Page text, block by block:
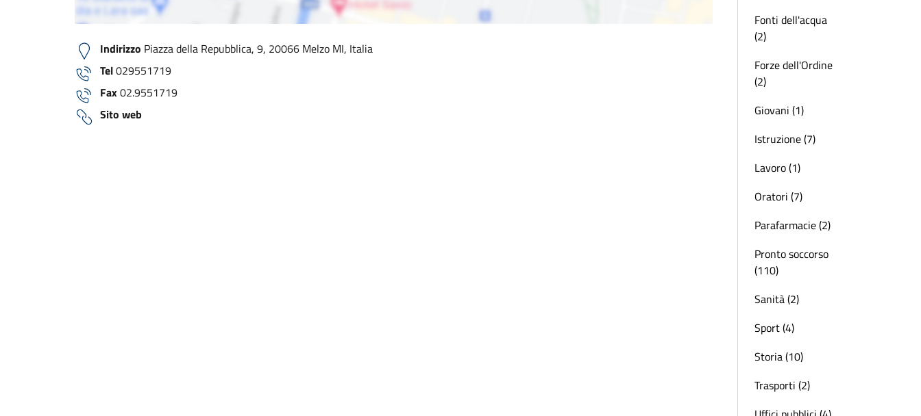
Indirizzo Piazza della Repubblica, 9, 20066 Melzo MI, Italia
Tel029551719
Fax02.9551719
Sito web
Fonti dell'acqua
(2)
Forze dell'Ordine
(2)
Giovani (1)
Istruzione (7)
Lavoro (1)
Oratori (7)
Parafarmacie (2)
Pronto soccorso
(110)
Sanità (2)
Sport (4)
Storia (10)
Trasporti (2)